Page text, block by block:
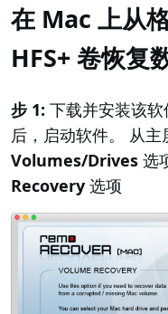
在 Mac 上从
HFS+ 卷恢复
步 1: 下载并安装该
后，启动软件。 从
Volumes/Drives 选
Recovery 选项